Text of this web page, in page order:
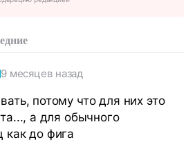
9 месяцев назад
потому что для них это
а для обычного
как до фига